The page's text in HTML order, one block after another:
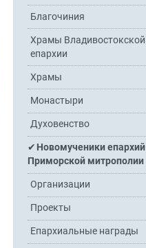
Благочиния
Храмы Владивостокской
епархии
Храмы
Монастыри
Духовенство
Новомученики епархий
Приморской митрополии
Организации
Проекты
Епархиальные награды